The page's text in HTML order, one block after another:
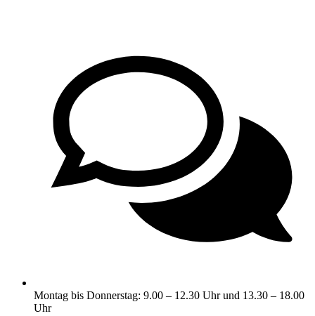
Montag bis Donnerstag: 9.00 – 12.30 Uhr und 13.30 – 18.00
Uhr